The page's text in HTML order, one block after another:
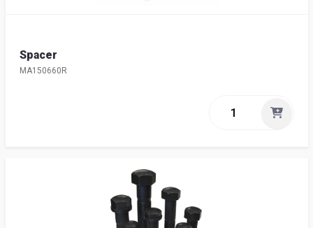
Spacer
MA150660R